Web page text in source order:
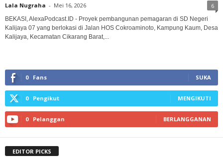
Lala Nugraha - Mei 16, 2026 6
BEKASI, AlexaPodcast.ID - Proyek pembangunan pemagaran di SD Negeri
Kalijaya 07 yang berlokasi di Jalan HOS Cokroaminoto, Kampung Kaum, Desa
Kalijaya, Kecamatan Cikarang Barat,...
0 Fans SUKA
0 Pengikut MENGIKUTI
0 Pelanggan BERLANGGANAN
EDITOR PICKS